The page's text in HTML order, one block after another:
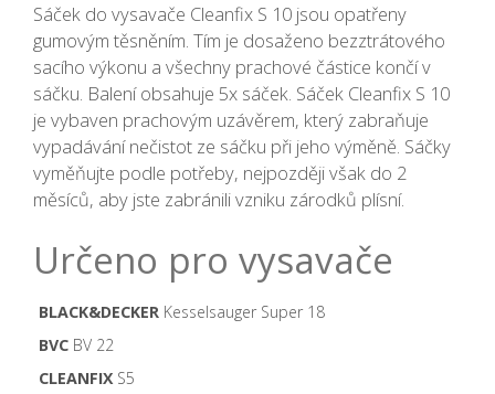
Sáček do vysavače Cleanfix S 10 jsou opatřeny
gumovým těsněním. Tím je dosaženo bezztrátového
sacího výkonu a všechny prachové částice končí v
sáčku. Balení obsahuje 5x sáček. Sáček Cleanfix S 10
je vybaven prachovým uzávěrem, který zabraňuje
vypadávání nečistot ze sáčku při jeho výměně. Sáčky
vyměňujte podle potřeby, nejpozději však do 2
měsíců, aby jste zabránili vzniku zárodků plísní.
Určeno pro vysavače
BLACK&DECKER Kesselsauger Super 18
BVC BV 22
CLEANFIXS5